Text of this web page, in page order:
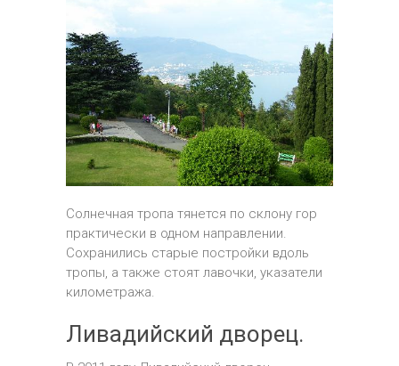
Солнечная тропа тянется по склону гор
практически в одном направлении.
Сохранились старые постройки вдоль
тропы, а также стоят лавочки, указатели
километража.
Ливадийский дворец.